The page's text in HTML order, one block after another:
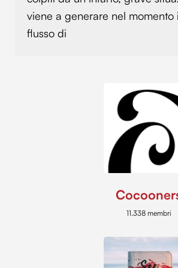
viene a generare nel momento
flusso di
11.338 membri